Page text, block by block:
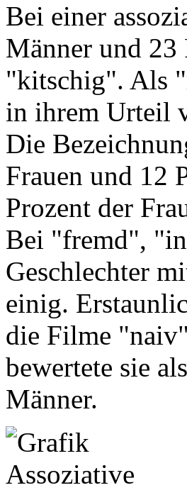
Bei einer
Männer und 23
"kitschig". Als
in ihrem Urteil
Die
Frauen und 12
Prozent der
Bei "fremd",
Geschlechter
einig.
die Filme
bewertete sie
Männer.